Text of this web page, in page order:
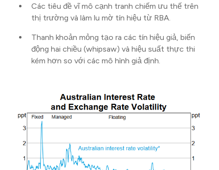
Các tiêu đề vĩ mô cạnh tranh chiếm ưu thế trên
thị trường và làm lu mờ tín hiệu từ RBA.
Thanh khoản mỏng tạo ra các tín hiệu giả, biến
động hai chiều (whipsaw) và hiệu suất thực thi
kém hơn so với các mô hình giả định.